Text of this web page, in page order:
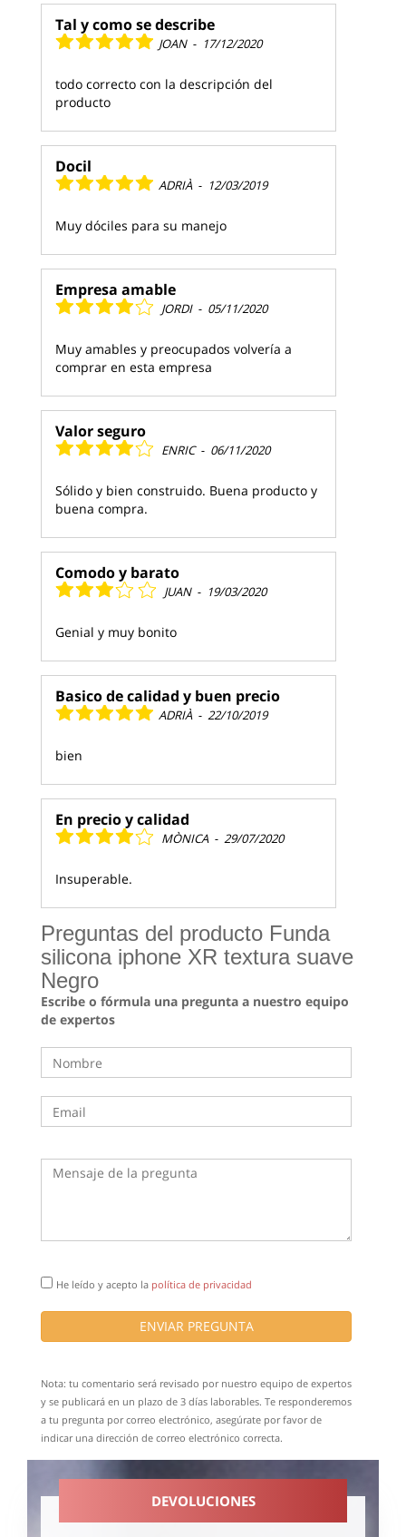
Tal y como se describe
JOAN - 17/12/2020
todo correcto con la descripción del
producto
Docil
ADRIÀ - 12/03/2019
Muy dóciles para su manejo
Empresa amable
JORDI - 05/11/2020
Muy amables y preocupados volvería a
comprar en esta empresa
Valor seguro
ENRIC - 06/11/2020
Sólido y bien construido. Buena producto y
buena compra.
Comodo y barato
JUAN - 19/03/2020
Genial y muy bonito
Basico de calidad y buen precio
ADRIÀ - 22/10/2019
bien
En precio y calidad
MÒNICA - 29/07/2020
Insuperable.
Preguntas del producto Funda
silicona iphone XR textura suave
Negro
Escribe o fórmula una pregunta a nuestro equipo
de expertos
He leído y acepto la política de privacidad
ENVIAR PREGUNTA
Nota: tu comentario será revisado por nuestro equipo de expertos
y se publicará en un plazo de 3 días laborables. Te responderemos
a tu pregunta por correo electrónico, asegúrate por favor de
indicar una dirección de correo electrónico correcta.
DEVOLUCIONES